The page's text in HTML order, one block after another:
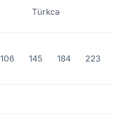
Türkcə
106 145 184 223